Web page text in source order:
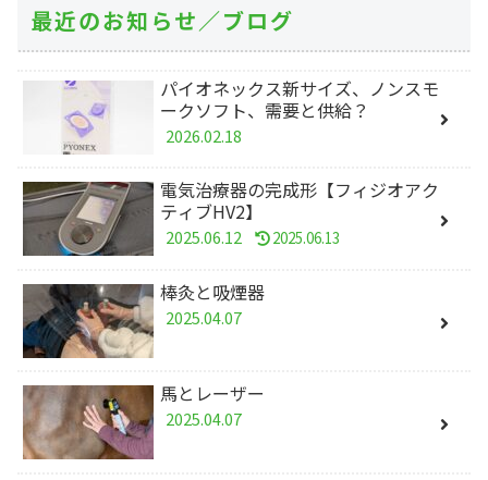
最近のお知らせ／ブログ
パイオネックス新サイズ、ノンスモ
ークソフト、需要と供給？
2026.02.18
電気治療器の完成形【フィジオアク
ティブHV2】
2025.06.12 2025.06.13
棒灸と吸煙器
2025.04.07
馬とレーザー
2025.04.07